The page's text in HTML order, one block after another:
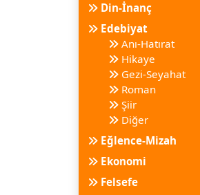
Din-İnanç
Edebiyat
Anı-Hatırat
Hikaye
Gezi-Seyahat
Roman
Şiir
Diğer
Eğlence-Mizah
Ekonomi
Felsefe